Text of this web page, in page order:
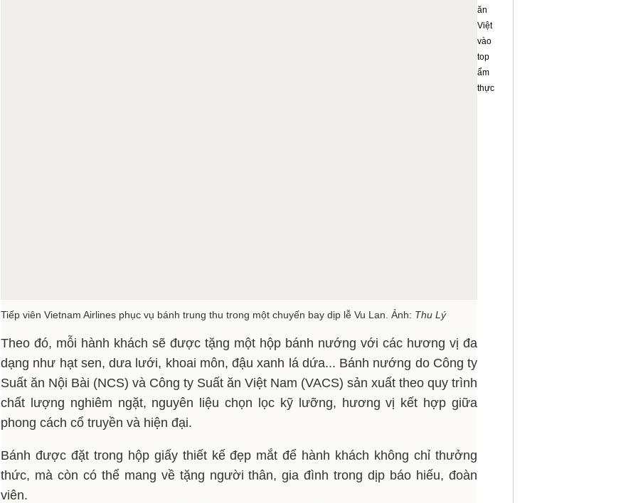
Tiếp viên Vietnam Airlines phục vụ bánh trung thu trong một chuyến bay dịp lễ Vu Lan. Ảnh: Thu Lý
Theo đó, mỗi hành khách sẽ được tặng một hộp bánh nướng với các hương vị đa
dạng như hạt sen, dưa lưới, khoai môn, đậu xanh lá dứa... Bánh nướng do Công ty
Suất ăn Nội Bài (NCS) và Công ty Suất ăn Việt Nam (VACS) sản xuất theo quy trình
chất lượng nghiêm ngặt, nguyên liệu chọn lọc kỹ lưỡng, hương vị kết hợp giữa
phong cách cổ truyền và hiện đại.
Bánh được đặt trong hộp giấy thiết kế đẹp mắt để hành khách không chỉ thưởng
thức, mà còn có thể mang về tặng người thân, gia đình trong dịp báo hiếu, đoàn
viên.
ăn
Việt
vào
top
ẩm
thực